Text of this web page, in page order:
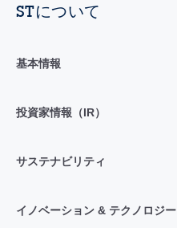
STについて
基本情報
投資家情報（IR）
サステナビリティ
イノベーション & テクノロジー